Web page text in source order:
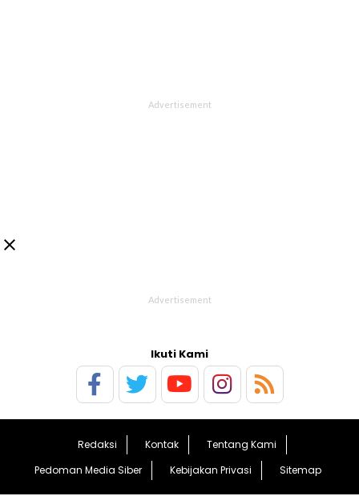

Ikuti Kami
Redaksi Kontak
Tentang Kami
Pedoman Media Siber
Kebijakan Privasi Sitemap